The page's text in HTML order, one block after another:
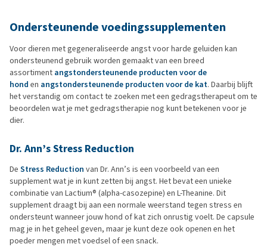
Ondersteunende voedingssupplementen
Voor dieren met gegeneraliseerde angst voor harde geluiden kan
ondersteunend gebruik worden gemaakt van een breed
assortiment angstondersteunende producten voor de
hond en angstondersteunende producten voor de kat. Daarbij blijft
het verstandig om contact te zoeken met een gedragstherapeut om te
beoordelen wat je met gedragstherapie nog kunt betekenen voor je
dier.
Dr. Ann’s Stress Reduction
De Stress Reduction van Dr. Ann’s is een voorbeeld van een
supplement wat je in kunt zetten bij angst. Het bevat een unieke
combinatie van Lactium® (alpha-casozepine) en L-Theanine. Dit
supplement draagt bij aan een normale weerstand tegen stress en
ondersteunt wanneer jouw hond of kat zich onrustig voelt. De capsule
mag je in het geheel geven, maar je kunt deze ook openen en het
poeder mengen met voedsel of een snack.